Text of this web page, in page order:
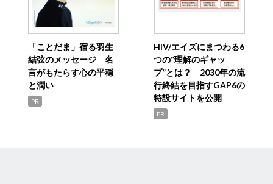
「ことだま」宿る羽生
結弦のメッセージ 名
言がもたらす心の平穏
と潤い
PR
HIV/エイズにまつわる6
つの“理解のギャッ
プ”とは？ 2030年の流
行終結を目指すGAP6の
特設サイトを公開
PR